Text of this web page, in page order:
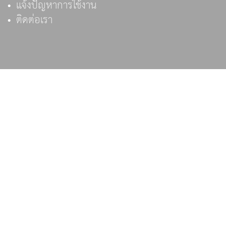
แจ้งปัญหาการใช้งาน
ติดต่อเรา